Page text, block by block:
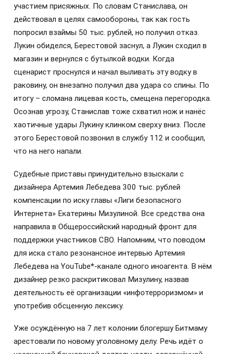
участием присяжных. По словам Станислава, он
действовал в целях самообороны, так как гость
попросил взаймы 50 тыс. рублей, но получил отказ.
Лукин обиделся, Берестовой заснул, а Лукин сходил в
магазин и вернулся с бутылкой водки. Когда
сценарист проснулся и начал выливать эту водку в
раковину, он внезапно получил два удара со спины. По
итогу – сломана лицевая кость, смещена перегородка.
Осознав угрозу, Станислав тоже схватил нож и нанёс
хаотичные удары Лукину клинком сверху вниз. После
этого Берестовой позвонил в службу 112 и сообщил,
что на него напали.
Судебные приставы принудительно взыскали с
дизайнера Артемия Лебедева 300 тыс. рублей
компенсации по иску главы «Лиги безопасного
Интернета» Екатерины Мизулиной. Все средства она
направила в Общероссийский народный фронт для
поддержки участников СВО. Напомним, что поводом
для иска стало резонансное интервью Артемия
Лебедева на YouTube*-канале одного иноагента. В нём
дизайнер резко раскритиковал Мизулину, назвав
деятельность её организации «инфотерроризмом» и
употребив обсценную лексику.
Уже осуждённую на 7 лет колонии блогершу Битмаму
арестовали по новому уголовному делу. Речь идёт о